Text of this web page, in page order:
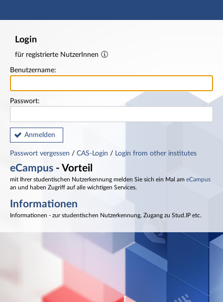
Hauptnavigation
Login
für registrierte NutzerInnen
Benutzername:
Passwort:
Anmelden
Passwort vergessen / CAS-Login / Login from other institutes
eCampus - Vorteil
mit Ihrer studentischen Nutzerkennung melden Sie sich ein Mal am eCampus
an und haben Zugriff auf alle wichtigen Services.
Informationen
Informationen - zur studentischen Nutzerkennung, Zugang zu Stud.IP etc.